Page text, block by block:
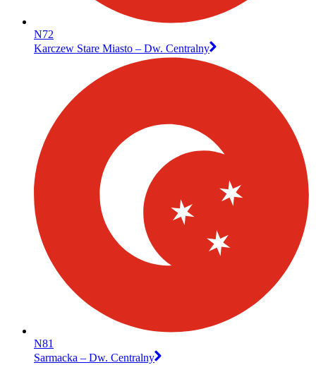
N72
Karczew Stare Miasto – Dw. Centralny
N81
Sarmacka – Dw. Centralny